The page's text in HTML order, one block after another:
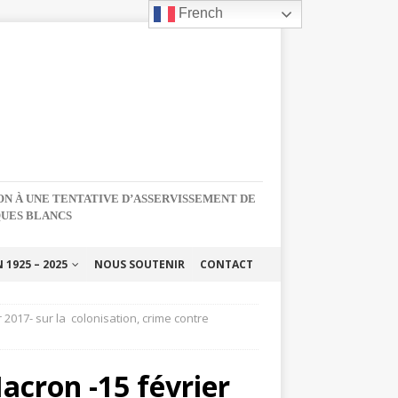
À UNE TENTATIVE D’ASSERVISSEMENT DE
BLANCS
1925 – 2025 NOUS SOUTENIR CONTACT
sur​ la ​ colonisation, crime contre
-15 février
French